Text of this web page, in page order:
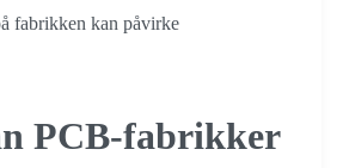
fabrikken kan påvirke
PCB-fabrikker